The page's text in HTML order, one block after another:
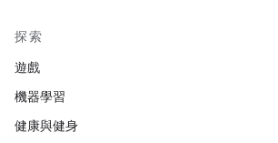
探索
遊戲
機器學習
健康與健身